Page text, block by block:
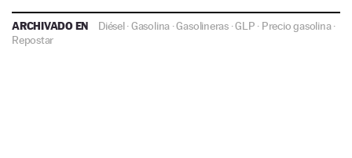
ARCHIVADO EN Diésel·Gasolina ·Gasolineras·GLP · Precio gasolina·
Repostar